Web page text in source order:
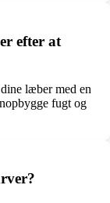
efter at
læber med en
fugt og